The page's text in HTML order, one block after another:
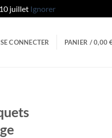
juillet Ignorer
SE CONNECTER PANIER /0,00